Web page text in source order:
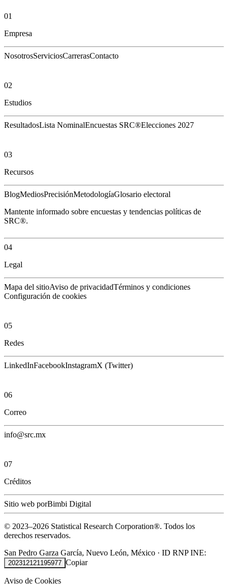
01
Empresa
NosotrosServiciosCarrerasContacto
02
Estudios
ResultadosLista NominalEncuestas SRC®Elecciones 2027
03
Recursos
BlogMediosPrecisiónMetodologíaGlosario electoral
Mantente informado sobre encuestas y tendencias políticas de
SRC®.
04
Legal
Mapa del sitioAviso de privacidadTérminos y condiciones
Configuración de cookies
05
Redes
LinkedInFacebookInstagramX (Twitter)
06
Correo
info@src.mx
07
Créditos
Sitio web porBimbi Digital
© 2023–2026 Statistical Research Corporation®. Todos los
derechos reservados.
San Pedro Garza García, Nuevo León, México · ID RNP INE:
202312121195977 Copiar
Aviso de Cookies